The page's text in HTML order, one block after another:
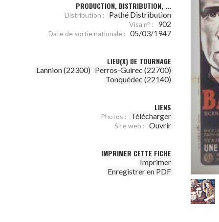
PRODUCTION, DISTRIBUTION, ...
Distribution : Pathé Distribution
Visa n° : 902
Date de sortie nationale : 05/03/1947
LIEU(X) DE TOURNAGE
Lannion (22300) Perros-Guirec (22700)
Tonquédec (22140)
LIENS
Photos : Télécharger
Site web : Ouvrir
IMPRIMER CETTE FICHE
Imprimer
Enregistrer en PDF